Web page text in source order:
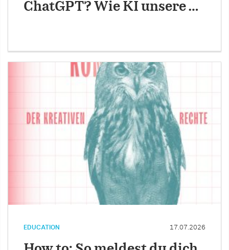
ChatGPT? Wie KI unsere …
EDUCATION 17.07.2026